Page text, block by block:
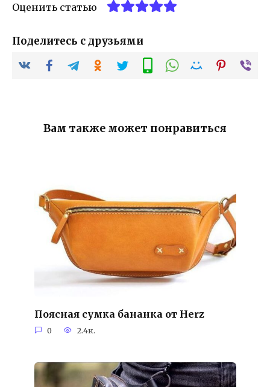
Оценить статью
Поделитесь с друзьями
Вам также может понравиться
Поясная сумка бананка от Herz
0 2.4к.